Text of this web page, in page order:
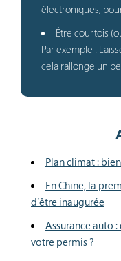
électroniques,
Être courtois
Par exemple :
cela rallonge un
Plan climat :
En Chine, la
d’être inaugurée
Assurance auto
votre permis ?